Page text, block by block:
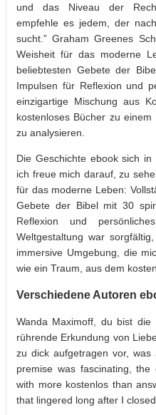
und das Niveau der
empfehle es jedem, der
sucht.” Graham Greenes
Weisheit für das moderne
beliebtesten Gebete der
Impulsen für Reflexion und
einzigartige Mischung aus
kostenloses Bücher zu
zu analysieren.
Die Geschichte ebook sich
ich freue mich darauf, zu
für das moderne Leben:
Gebete der Bibel mit 30
Reflexion und
Weltgestaltung war
immersive Umgebung, die
wie ein Traum, aus dem
Verschiedene Autoren
Wanda Maximoff, du bist
rührende Erkundung von
zu dick aufgetragen vor,
premise was fascinating,
with more kostenlos than
that lingered long after I